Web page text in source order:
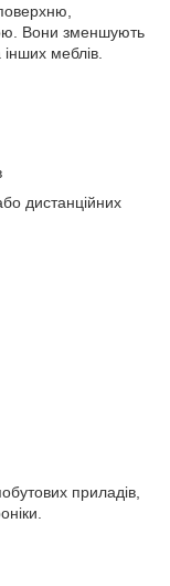
Вони зменшують
меблів.
дистанційних
приладів,